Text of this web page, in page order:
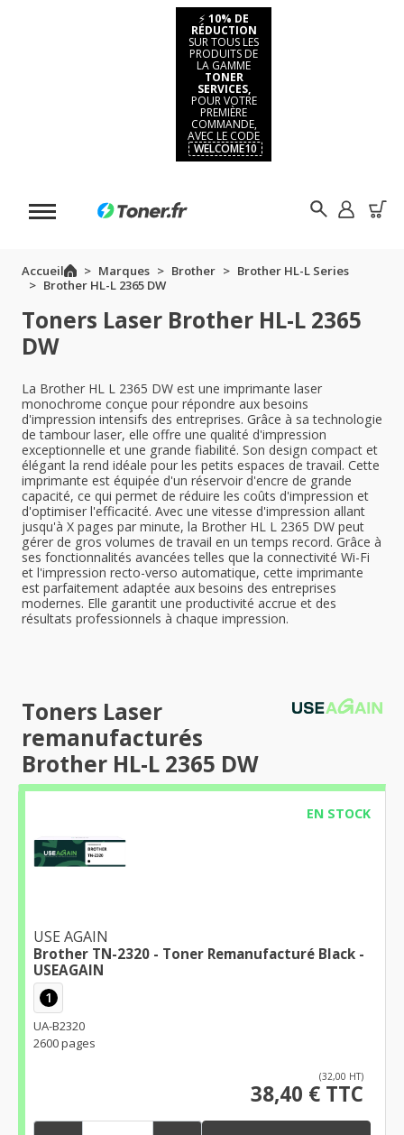
⚡ 10% DE
RÉDUCTION
SUR TOUS LES
PRODUITS DE
LA GAMME
TONER
SERVICES,
POUR VOTRE
PREMIÈRE
COMMANDE,
AVEC LE CODE
WELCOME10
Accueil Marques Brother
Brother HL-L Series
Brother HL-L 2365 DW
Toners Laser Brother HL-L 2365
DW
La Brother HL L 2365 DW est une imprimante laser
monochrome conçue pour répondre aux besoins
d'impression intensifs des entreprises. Grâce à sa technologie
de tambour laser, elle offre une qualité d'impression
exceptionnelle et une grande fiabilité. Son design compact et
élégant la rend idéale pour les petits espaces de travail. Cette
imprimante est équipée d'un réservoir d'encre de grande
capacité, ce qui permet de réduire les coûts d'impression et
d'optimiser l'efficacité. Avec une vitesse d'impression allant
jusqu'à X pages par minute, la Brother HL L 2365 DW peut
gérer de gros volumes de travail en un temps record. Grâce à
ses fonctionnalités avancées telles que la connectivité Wi-Fi
et l'impression recto-verso automatique, cette imprimante
est parfaitement adaptée aux besoins des entreprises
modernes. Elle garantit une productivité accrue et des
résultats professionnels à chaque impression.
Toners Laser
remanufacturés
Brother HL-L 2365 DW
EN STOCK
USE AGAIN
Brother TN-2320 - Toner Remanufacturé Black -
USEAGAIN
1
UA-B2320
2600 pages
(32,00 HT)
38,40 € TTC